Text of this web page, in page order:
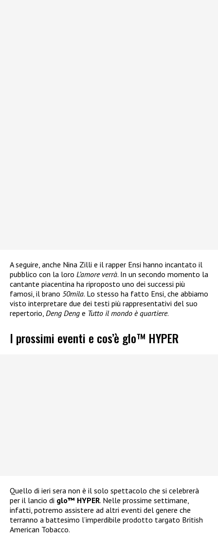
A seguire, anche Nina Zilli e il rapper Ensi hanno incantato il
pubblico con la loro L’amore verrà. In un secondo momento la
cantante piacentina ha riproposto uno dei successi più
famosi, il brano 50mila. Lo stesso ha fatto Ensi, che abbiamo
visto interpretare due dei testi più rappresentativi del suo
repertorio, Deng Deng e Tutto il mondo è quartiere.
I prossimi eventi e cos’è glo™ HYPER
Quello di ieri sera non è il solo spettacolo che si celebrerà
per il lancio di glo™ HYPER. Nelle prossime settimane,
infatti, potremo assistere ad altri eventi del genere che
terranno a battesimo l’imperdibile prodotto targato British
American Tobacco.